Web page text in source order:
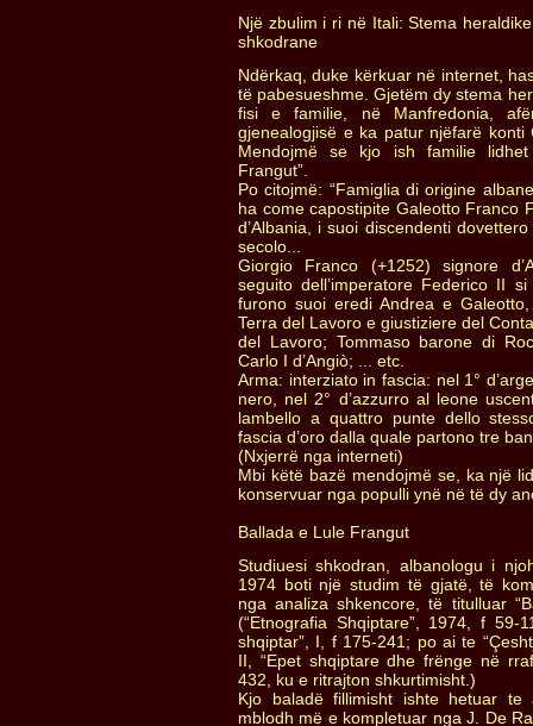
Një zbulim i ri në Itali: Stema
shkodrane
Ndërkaq, duke kërkuar në internet,
të pabesueshme. Gjetëm dy stema
fisi e familie, në Manfredonia,
gjenealogjisë e ka patur njëfarë konti
Mendojmë se kjo ish familie
Frangut”.
Po citojmë: “Famiglia di origine
ha come capostipite Galeotto Franco
d’Albania, i suoi discendenti
secolo...
Giorgio Franco (+1252) signore
seguito dell’imperatore Federico II
furono suoi eredi Andrea e Galeotto,
Terra del Lavoro e giustiziere del
del Lavoro; Tommaso barone di
Carlo I d’Angiò; ... etc.
Arma: interziato in fascia: nel 1°
nero, nel 2° d’azzurro al leone
lambello a quattro punte dello
fascia d’oro dalla quale partono tre
(Nxjerrë nga interneti)
Mbi këtë bazë mendojmë se, ka një
konservuar nga populli ynë në të dy
Ballada e Lule Frangut
Studiuesi shkodran, albanologu i
1974 boti një studim të gjatë, të
nga analiza shkencore, të titulluar
(“Etnografia Shqiptare”, 1974, f 59-
shqiptar”, I, f 175-241; po ai te
II, “Epet shqiptare dhe frënge në
432, ku e ritrajton shkurtimisht.)
Kjo baladë fillimisht ishte hetuar
mblodh më e kompletuar nga J. De